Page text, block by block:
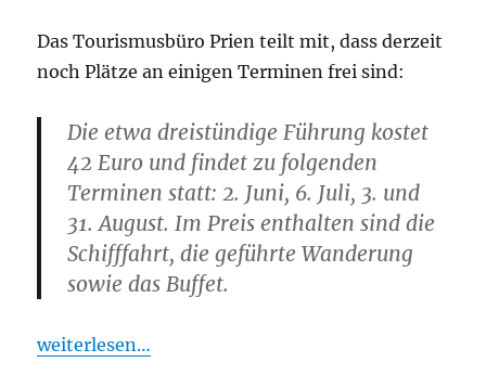
Das Tourismusbüro Prien teilt mit, dass derzeit
noch Plätze an einigen Terminen frei sind:
Die etwa dreistündige Führung kostet
42 Euro und findet zu folgenden
Terminen statt: 2. Juni, 6. Juli, 3. und
31. August. Im Preis enthalten sind die
Schifffahrt, die geführte Wanderung
sowie das Buffet.
weiterlesen…